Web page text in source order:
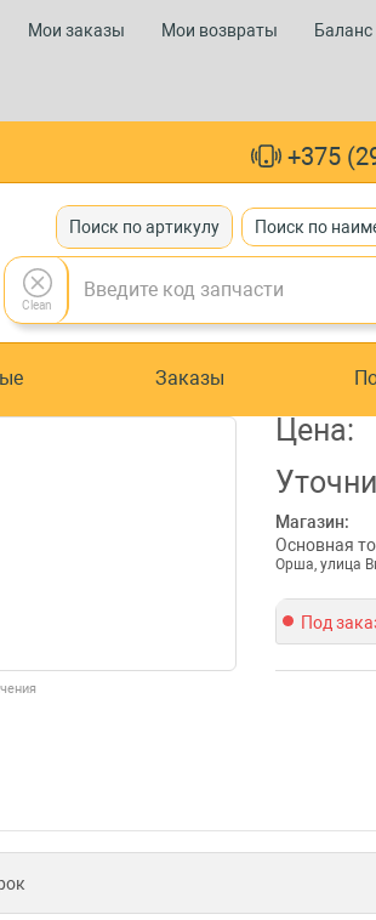
Мои заказы Мои возвраты Баланс
+375
Поиск по артикулу Поиск по
Clean
Заказы
Цена:
Магазин:
Основная
Орша, улица
Под